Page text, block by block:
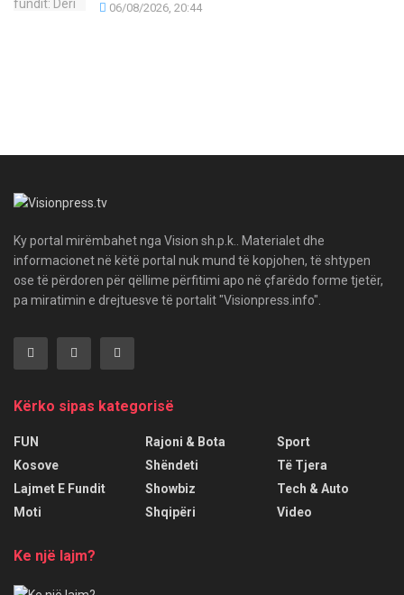
06/08/2026, 20:44
Ky portal mirëmbahet nga Vision sh.p.k.. Materialet dhe
informacionet në këtë portal nuk mund të kopjohen, të shtypen
ose të përdoren për qëllime përfitimi apo në çfarëdo forme tjetër,
pa miratimin e drejtuesve të portalit "Visionpress.info".
Kërko sipas kategorisë
FUN
Kosove
Lajmet E Fundit
Moti
Rajoni & Bota
Shëndeti
Showbiz
Shqipëri
Sport
Të Tjera
Tech & Auto
Video
Ke një lajm?